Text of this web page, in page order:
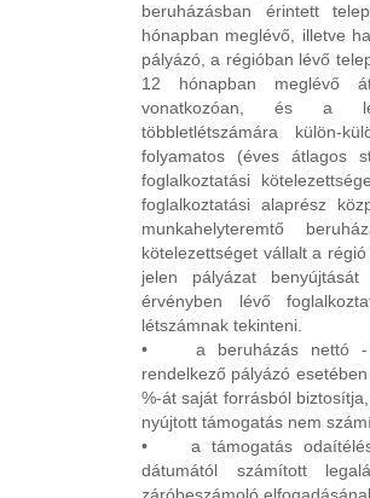
beruházásban érintett
hónapban meglévő, illetve
pályázó, a régióban lévő
12 hónapban meglévő
vonatkozóan, és a
többletlétszámára
folyamatos (éves átlagos
foglalkoztatási
foglalkoztatási alaprész
munkahelyteremtő
kötelezettséget vállalt a
jelen pályázat
érvényben lévő
létszámnak tekinteni.
• a beruházás nettó -
rendelkező pályázó
%-át saját forrásból
nyújtott támogatás nem
• a támogatás
dátumától számított